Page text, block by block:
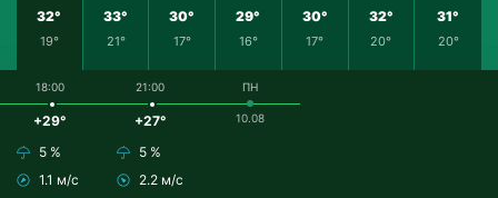
32°
19°
33°
21°
30°
17°
29°
16°
30°
17°
32°
20°
31°
20°
18:00
+29°
5 %
1.1 м/с
21:00
+27°
5 %
2.2 м/с
ПН
10.08